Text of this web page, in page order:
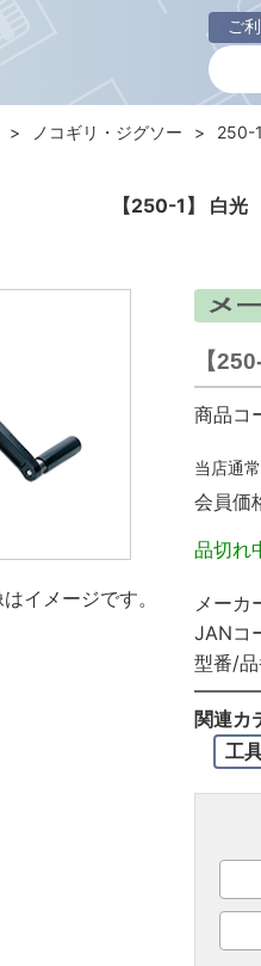
ご
【250-1】 白
ノコギリ・ジグソー 250-
イメージです。
【
商品コ
当店通
会員価
品切れ
メーカ
JANコ
型番/
関連カ
工